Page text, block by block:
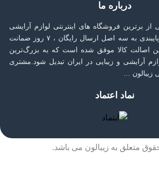
درباره ما
از برترین فروشگاه های اینترنتی لوازم آرایشی
بهداشتی و زیبایی با پایبندی به سه اصل ارسال رایگان ، ۷ روز ضمانت
اصالت کالا موفق شده است که به بزرگ‌ترین
آرایشی و زیبایی در ایران تبدیل شود.مشتری
زیبالون …
نماد اعتماد
متعلق به زیبالون می باشد.